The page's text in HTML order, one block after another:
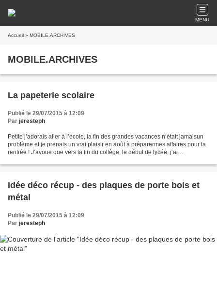
MENU
Accueil » MOBILE.ARCHIVES
MOBILE.ARCHIVES
La papeterie scolaire
Publié le 29/07/2015 à 12:09
Par jeresteph
Petite j’adorais aller à l’école, la fin des grandes vacances n’était jamaisun
problème et je prenais un vrai plaisir en août à préparermes affaires pour la
rentrée ! J’avoue que vers la fin du collège, le début de lycée, j’ai
Idée déco récup - des plaques de porte bois et
métal
Publié le 29/07/2015 à 12:09
Par jeresteph